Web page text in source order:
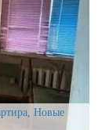
Новые